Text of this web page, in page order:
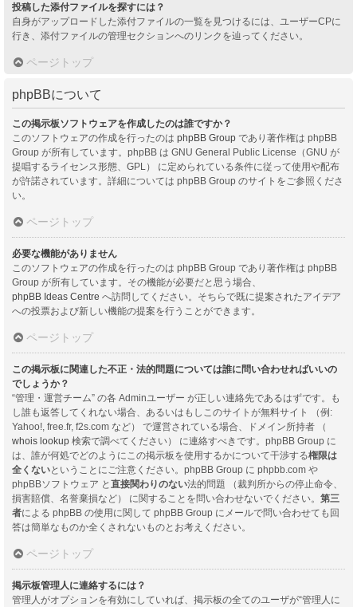
投稿した添付ファイルを探すには？
自身がアップロードした添付ファイルの一覧を見つけるには、ユーザーCPに
行き、添付ファイルの管理セクションへのリンクを辿ってください。
ページトップ
phpBBについて
この掲示板ソフトウェアを作成したのは誰ですか？
このソフトウェアの作成を行ったのは phpBB Group であり著作権は phpBB
Group が所有しています。phpBB は GNU General Public License（GNU が
提唱するライセンス形態、GPL） に定められている条件に従って使用や配布
が許諾されています。詳細については phpBB Group のサイトをご参照くださ
い。
ページトップ
必要な機能がありません
このソフトウェアの作成を行ったのは phpBB Group であり著作権は phpBB
Group が所有しています。その機能が必要だと思う場合、
phpBB Ideas Centre へ訪問してください。そちらで既に提案されたアイデア
への投票および新しい機能の提案を行うことができます。
ページトップ
この掲示板に関連した不正・法的問題については誰に問い合わせればいいの
でしょうか？
“管理・運営チーム” の各 Adminユーザー が正しい連絡先であるはずです。も
し誰も返答してくれない場合、あるいはもしこのサイトが無料サイト （例:
Yahoo!, free.fr, f2s.com など） で運営されている場合、ドメイン所持者 （
whois lookup 検索で調べてください） に連絡すべきです。phpBB Group に
は、誰が何処でどのようにこの掲示板を使用するかについて干渉する権限は
全くないということにご注意ください。phpBB Group に phpbb.com や
phpBBソフトウェア と 直接関わりのない法的問題 （裁判所からの停止命令、
損害賠償、名誉棄損など） に関することを問い合わせないでください。 第三
者による phpBB の使用に関して phpBB Group にメールで問い合わせても回
答は簡単なものか全くされないものとお考えください。
ページトップ
掲示板管理人に連絡するには？
管理人がオプションを有効にしていれば、掲示板の全てのユーザが“管理人に